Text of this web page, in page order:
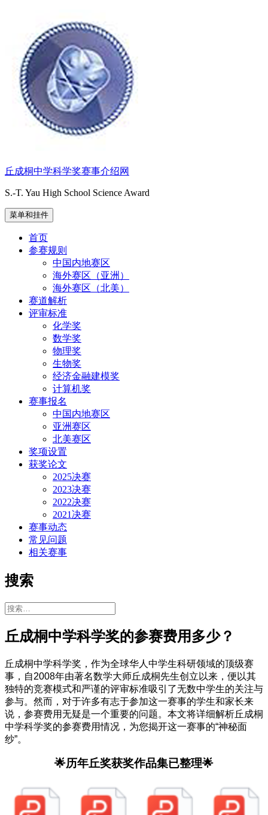
丘成桐中学科学奖赛事介绍网
S.-T. Yau High School Science Award
菜单和挂件
首页
参赛规则
中国内地赛区
海外赛区（亚洲）
海外赛区（北美）
赛道解析
评审标准
化学奖
数学奖
物理奖
生物奖
经济金融建模奖
计算机奖
赛事报名
中国内地赛区
亚洲赛区
北美赛区
奖项设置
获奖论文
2025决赛
2023决赛
2022决赛
2021决赛
赛事动态
常见问题
相关赛事
搜索
搜
丘成桐中学科学奖的参赛费用多少？
丘成桐中学科学奖，作为全球华人中学生科研领域的顶级赛
事，自2008年由著名数学大师丘成桐先生创立以来，便以其
独特的竞赛模式和严谨的评审标准吸引了无数中学生的关注与
参与。然而，对于许多有志于参加这一赛事的学生和家长来
说，参赛费用无疑是一个重要的问题。本文将详细解析丘成桐
中学科学奖的参赛费用情况，为您揭开这一赛事的“神秘面
纱”。
🌟历年丘奖获奖作品集已整理🌟